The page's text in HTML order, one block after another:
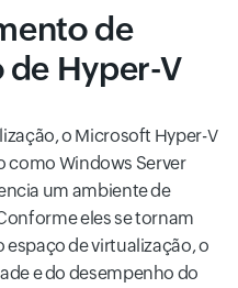
de
Hyper-V
o Microsoft Hyper-V
Windows Server
um ambiente de
eles se tornam
de virtualização, o
e do desempenho do